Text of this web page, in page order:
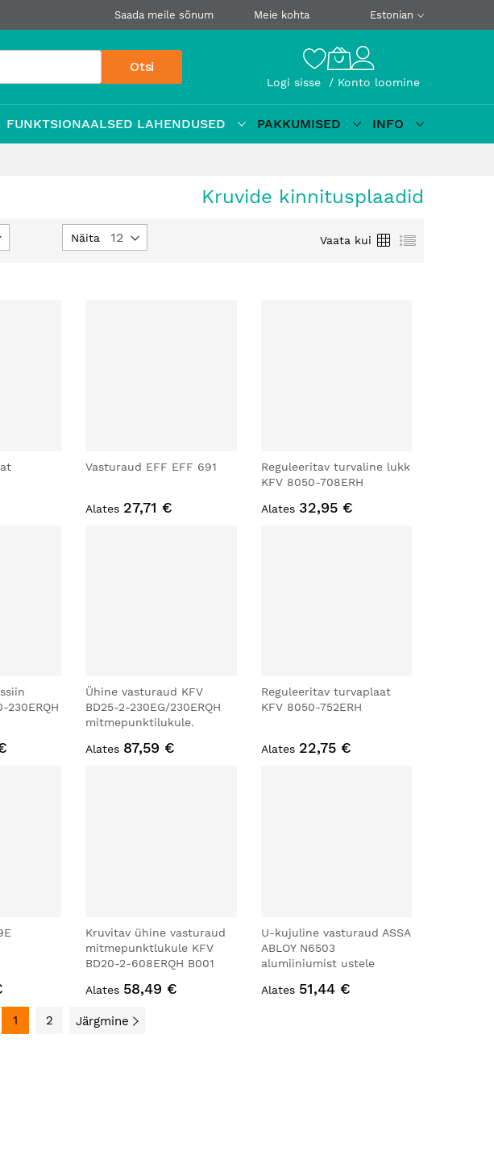
Saada meile sõnum Meie kohta Estonian
Otsi
Logi sisse Konto loomine
FUNKTSIONAALSED LAHENDUSED PAKKUMISED
INFO
Kruvide kinnitusplaadid
Näita Vaata kui
Ruudustik
Loetelu
Vasturaud EFF EFF 691
Alates 27,71 €
Reguleeritav turvaline lukk
KFV 8050-708ERH
Alates 32,95 €
230ERQH
Ühine vasturaud KFV
BD25-2-230EG/230ERQH
mitmepunktilukule.
Alates 87,59 €
Reguleeritav turvaplaat
KFV 8050-752ERH
Alates 22,75 €
Kruvitav ühine vasturaud
mitmepunktlukule KFV
BD20-2-608ERQH B001
Alates 58,49 €
U-kujuline vasturaud ASSA
ABLOY N6503
alumiiniumist ustele
Alates 51,44 €
1 2 Järgmine